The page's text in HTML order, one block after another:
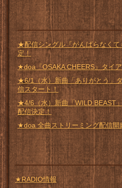
★配信シングル『がんばらなくて
定！
★doa『OSAKA CHEERS』タイ
★6/1（水）新曲「ありがとう」
信スタート！
★4/6（水）新曲「WILD BEAST
配信決定！
★doa 全曲ストリーミング配信開
★RADIO情報